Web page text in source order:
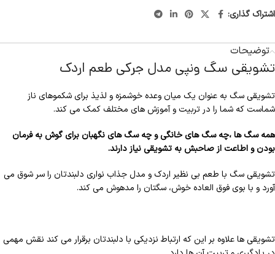
اشتراک گذاری:
توضیحات
تشویقی سگ ونپی مدل جرکی طعم اردک
تشویقی سگ به عنوان یک میان وعده خوشمزه و لذیذ برای شکموهای ناز
شماست که شما را در تربیت و آموزش های مختلف کمک می کند.
همه سگ ها ،چه سگ های خانگی و چه سگ های نگهبان برای گوش به فرمان
بودن و اطاعت از صاحبش به تشویقی نیاز دارند.
تشویقی سگ با طعم بی نظیر اردک و مدل جذاب نواری دلبندتان را سر شوق می
آورد و با بوی فوق العاده خوش، سگتان را مدهوش می کند.
تشویقی ها علاوه بر این که ارتباط نزدیکی با دلبندتان برقرار می کند نقش مهمی